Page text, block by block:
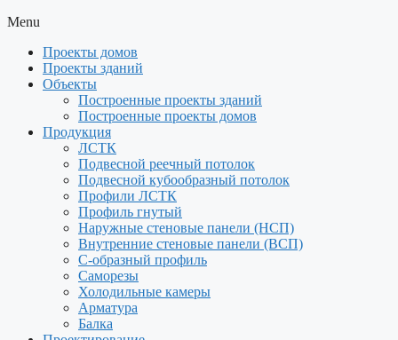
Menu
Проекты домов
Проекты зданий
Объекты
Построенные проекты зданий
Построенные проекты домов
Продукция
ЛСТК
Подвесной реечный потолок
Подвесной кубообразный потолок
Профили ЛСТК
Профиль гнутый
Наружные стеновые панели (НСП)
Внутренние стеновые панели (ВСП)
С-образный профиль
Саморезы
Холодильные камеры
Арматура
Балка